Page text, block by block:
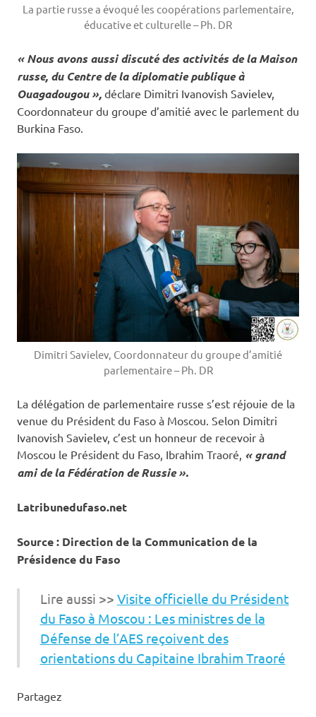
La partie russe a évoqué les coopérations parlementaire,
éducative et culturelle – Ph. DR
« Nous avons aussi discuté des activités de la Maison
russe, du Centre de la diplomatie publique à
Ouagadougou », déclare Dimitri Ivanovish Savielev,
Coordonnateur du groupe d’amitié avec le parlement du
Burkina Faso.
Dimitri Savielev, Coordonnateur du groupe d’amitié
parlementaire – Ph. DR
La délégation de parlementaire russe s’est réjouie de la
venue du Président du Faso à Moscou. Selon Dimitri
Ivanovish Savielev, c’est un honneur de recevoir à
Moscou le Président du Faso, Ibrahim Traoré, « grand
ami de la Fédération de Russie ».
Latribunedufaso.net
Source : Direction de la Communication de la
Présidence du Faso
Lire aussi >> Visite officielle du Président
du Faso à Moscou : Les ministres de la
Défense de l’AES reçoivent des
orientations du Capitaine Ibrahim Traoré
Partagez